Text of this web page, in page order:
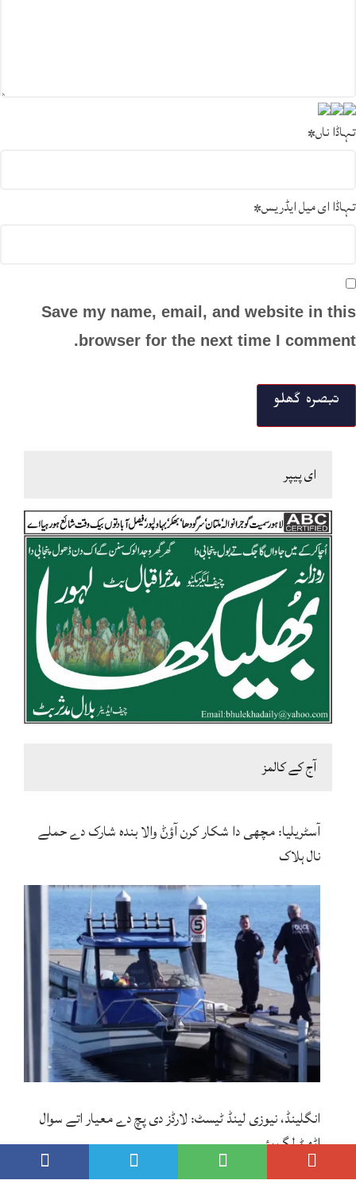
تہاڈا ناں*
تہاڈا ای میل ایڈریس*
Save my name, email, and website in this
browser for the next time I comment.
ای پیپر
آج کے کالمز
آسٹریلیا: مچھی دا شکار کرن آؤݨ والا بندہ شارک دے حملے
نال ہلاک
انگلینڈ، نیوزی لینڈ ٹیسٹ: لارڈز دی پچ دے معیار اتے سوال
اٹھݨ لگ پئے